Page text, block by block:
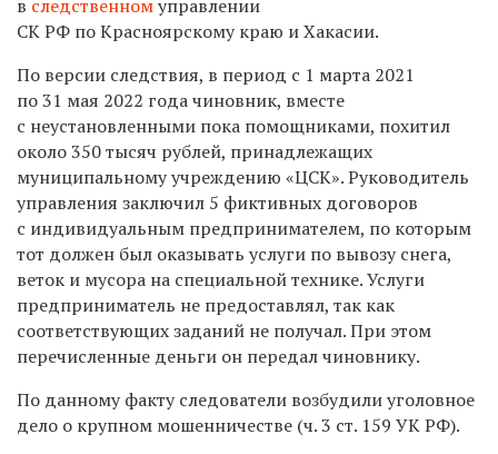
в следственномуправлении
СК РФ по Красноярскому краю и Хакасии.
По версии следствия, в период с 1 марта 2021
по 31 мая 2022 года чиновник, вместе
с неустановленными пока помощниками, похитил
около 350 тысяч рублей, принадлежащих
муниципальному учреждению «ЦСК». Руководитель
управления заключил 5 фиктивных договоров
с индивидуальным предпринимателем, по которым
тот должен был оказывать услуги по вывозу снега,
веток и мусора на специальной технике. Услуги
предприниматель не предоставлял, так как
соответствующих заданий не получал. При этом
перечисленные деньги он передал чиновнику.
По данному факту следователи возбудили уголовное
дело о крупном мошенничестве (ч. 3 ст. 159 УК РФ).